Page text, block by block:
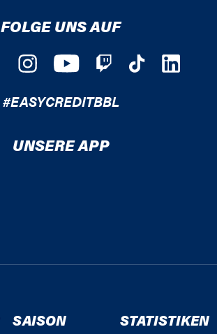
FOLGE UNS AUF
#EASYCREDITBBL
UNSERE APP
SAISON STATISTIKEN